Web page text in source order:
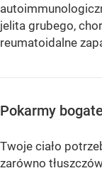
jelita grubego,
reumatoidalne
Pokarmy
Twoje ciało
zarówno